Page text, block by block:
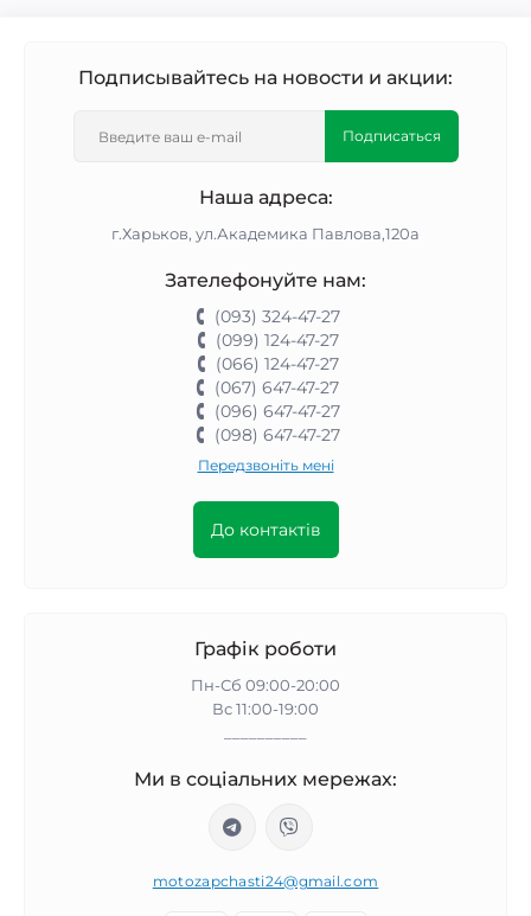
Подписывайтесь на новости и акции:
Подписаться
Наша адреса:
г.Харьков, ул.Академика Павлова,120а
Зателефонуйте нам:
(093) 324-47-27
(099) 124-47-27
(066) 124-47-27
(067) 647-47-27
(096) 647-47-27
(098) 647-47-27
Передзвоніть мені
До контактів
Графік роботи
Пн-Сб 09:00-20:00
Вс 11:00-19:00
Ми в соціальних мережах:
motozapchasti24@gmail.com